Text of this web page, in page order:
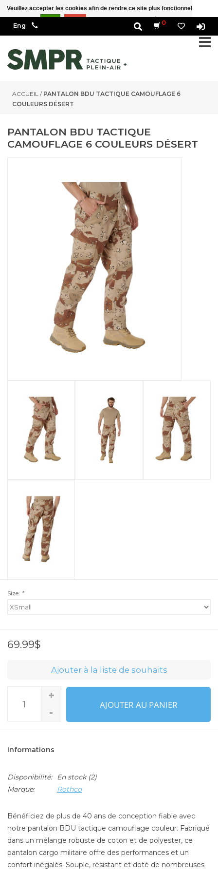
0
ACCUEIL / PANTALON BDU TACTIQUE CAMOUFLAGE 6
COULEURS DÉSERT
PANTALON BDU TACTIQUE
CAMOUFLAGE 6 COULEURS DÉSERT
Size: *
69.99$
Ajouter à la liste de souhaits
+
-
AJOUTER AU PANIER
Informations
Disponibilité: En stock(2)
Marque:
Rothco
Bénéficiez de plus de 40 ans de conception fiable avec
notre pantalon BDU tactique camouflage couleur. Fabriqué
dans un mélange robuste de coton et de polyester, ce
pantalon cargo militaire offre des performances et un
confort inégalés. Souple, résistant et doté de nombreuses
Veuillez accepter les cookies afin de rendre ce site plus fonctionnel Est-ce
En savoir plus sur les témoins (cookies) »